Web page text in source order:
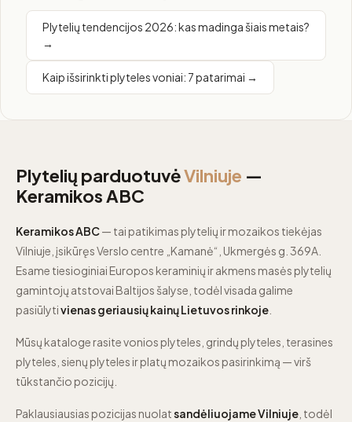
Plytelių tendencijos 2026: kas madinga šiais metais?
→
Kaip išsirinkti plyteles voniai: 7 patarimai →
Plytelių parduotuvėVilniuje —
Keramikos ABC
Keramikos ABC— tai patikimas plytelių ir mozaikos tiekėjas
Vilniuje, įsikūręs Verslo centre „Kamanė“, Ukmergės g. 369A.
Esame tiesioginiai Europos keraminių ir akmens masės plytelių
gamintojų atstovai Baltijos šalyse, todėl visada galime
pasiūlytivienas geriausių kainų Lietuvos rinkoje
Mūsų kataloge rasite vonios plyteles, grindų plyteles, terasines
plyteles, sienų plyteles ir platų mozaikos pasirinkimą — virš
tūkstančio pozicijų.
Paklausiausias pozicijas nuolatsandėliuojame Vilniuje , todėl